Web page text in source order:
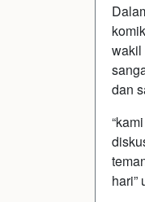
dan
hari”